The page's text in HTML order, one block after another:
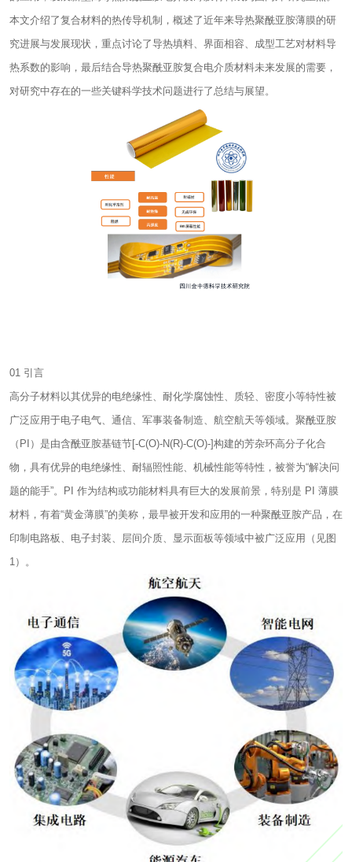
本文介绍了复合材料的热传导机制，概述了近年来导热聚酰亚胺薄膜的研
究进展与发展现状，重点讨论了导热填料、界面相容、成型工艺对材料导
热系数的影响，最后结合导热聚酰亚胺复合电介质材料未来发展的需要，
对研究中存在的一些关键科学技术问题进行了总结与展望。
01 引言
高分子材料以其优异的电绝缘性、耐化学腐蚀性、质轻、密度小等特性被
广泛应用于电子电气、通信、军事装备制造、航空航天等领域。聚酰亚胺
（PI）是由含酰亚胺基链节[-C(O)-N(R)-C(O)-]构建的芳杂环高分子化合
物，具有优异的电绝缘性、耐辐照性能、机械性能等特性，被誉为“解决问
题的能手”。PI 作为结构或功能材料具有巨大的发展前景，特别是 PI 薄膜
材料，有着“黄金薄膜”的美称，最早被开发和应用的一种聚酰亚胺产品，在
印制电路板、电子封装、层间介质、显示面板等领域中被广泛应用（见图
1）。